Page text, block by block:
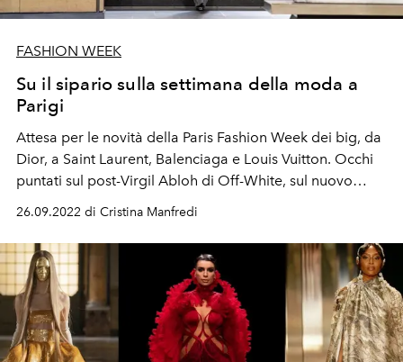
FASHION WEEK
Su il sipario sulla settimana della moda a
Parigi
Attesa per le novità della Paris Fashion Week dei big, da
Dior, a Saint Laurent, Balenciaga e Louis Vuitton. Occhi
puntati sul post-Virgil Abloh di Off-White, sul nuovo
corso di Issey Miyake. E sul debutto a Parigi di Victoria
26.09.2022 di Cristina Manfredi